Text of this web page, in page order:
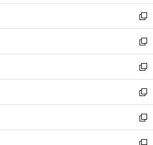
開
く
ウ
で
開
く
ン
ド
ウ
で
開
く
ウ
ィ
ン
ド
ウ
で
開
く
し
い
ウ
ィ
ン
ド
ウ
で
開
く
新
し
い
ウ
ィ
ン
ド
ウ
で
開
く
新
し
い
ウ
ィ
ン
ド
ウ
で
新
し
い
ウ
ィ
ン
新
し
い
ウ
新
し